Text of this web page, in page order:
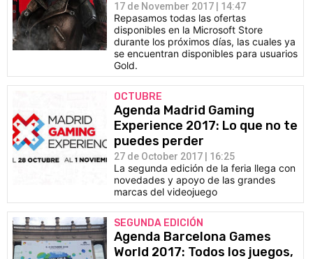
17 de November 2017 | 14:47
Repasamos todas las ofertas
disponibles en la Microsoft Store
durante los próximos días, las cuales ya
se encuentran disponibles para usuarios
Gold.
OCTUBRE
Agenda Madrid Gaming
Experience 2017: Lo que no te
puedes perder
27 de October 2017 | 16:25
La segunda edición de la feria llega con
novedades y apoyo de las grandes
marcas del videojuego
SEGUNDA EDICIÓN
Agenda Barcelona Games
World 2017: Todos los juegos,